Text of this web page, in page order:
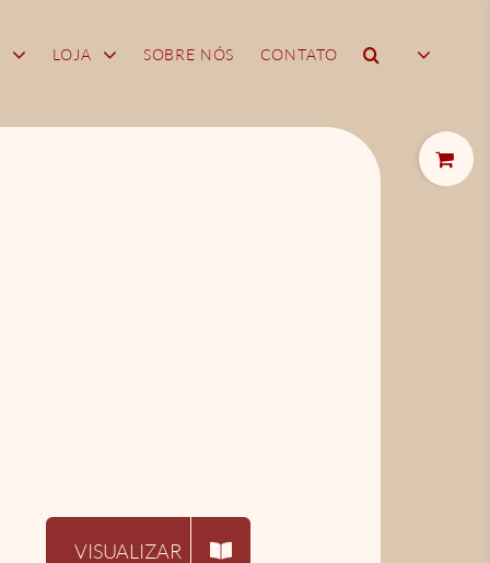
LOJA SOBRE NÓS CONTATO
VISUALIZAR
Toggle
Sliding
Bar